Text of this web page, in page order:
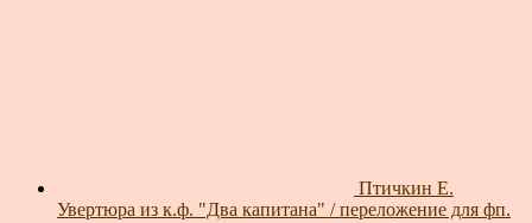
Птичкин Е.
Увертюра из к.ф. "Два капитана" / переложение для фп.